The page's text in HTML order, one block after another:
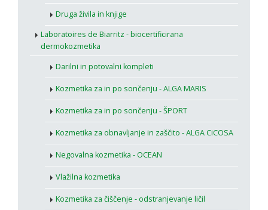
Druga živila in knjige
Laboratoires de Biarritz - biocertificirana
dermokozmetika
Darilni in potovalni kompleti
Kozmetika za in po sončenju - ALGA MARIS
Kozmetika za in po sončenju - ŠPORT
Kozmetika za obnavljanje in zaščito - ALGA CiCOSA
Negovalna kozmetika - OCEAN
Vlažilna kozmetika
Kozmetika za čiščenje - odstranjevanje ličil